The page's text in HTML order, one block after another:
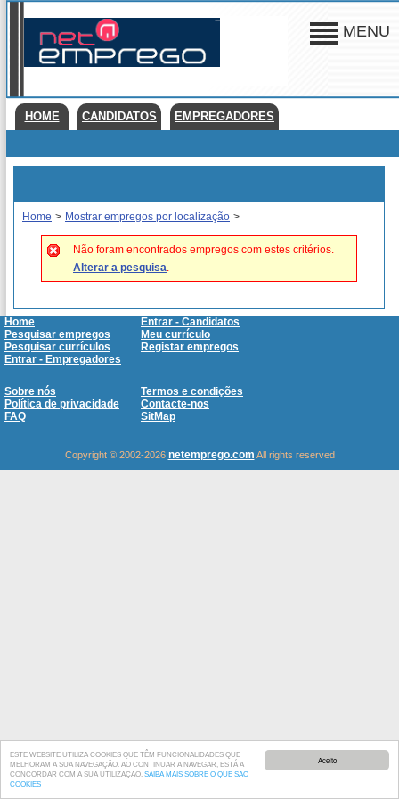
Aceito
ESTE WEBSITE UTILIZA COOKIES QUE TÊM FUNCIONALIDADES QUE
MELHORAM A SUA NAVEGAÇÃO. AO CONTINUAR A NAVEGAR, ESTÁ A
CONCORDAR COM A SUA UTILIZAÇÃO. SAIBA MAIS SOBRE O QUE SÃO
COOKIES
MENU
HOME CANDIDATOS EMPREGADORES
Home > Mostrar empregos por localização >
Não foram encontrados empregos com estes critérios.
Alterar a pesquisa.
Home
Entrar - Candidatos
Pesquisar empregos
Meu currículo
Pesquisar currículos
Registar empregos
Entrar - Empregadores
Sobre nós
Termos e condições
Política de privacidade
Contacte-nos
FAQ
SitMap
Copyright © 2002-2026 netemprego.com All rights reserved